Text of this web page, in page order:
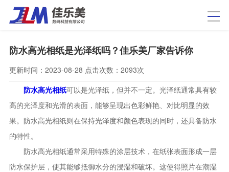
防水高光相纸是光泽纸吗？佳乐美厂家告诉你
更新时间： 2023-08-28 点击次数： 2093次
防水高光相纸可以是光泽纸，但并不一定。光泽纸通常具有较
高的光泽度和光滑的表面，能够呈现出色彩鲜艳、对比明显的效
果。防水高光相纸则在保持光泽度和颜色表现的同时，还具备防水
的特性。
防水高光相纸通常采用特殊的涂层技术，在纸张表面形成一层
防水保护层，使其能够抵御水分的浸湿和破坏。这使得照片在潮湿